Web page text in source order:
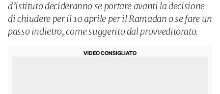
d’istituto decideranno se portare avanti la decisione
di chiudere per il 10 aprile per il Ramadan o se fare un
passo indietro, come suggerito dal provveditorato.
VIDEO CONSIGLIATO